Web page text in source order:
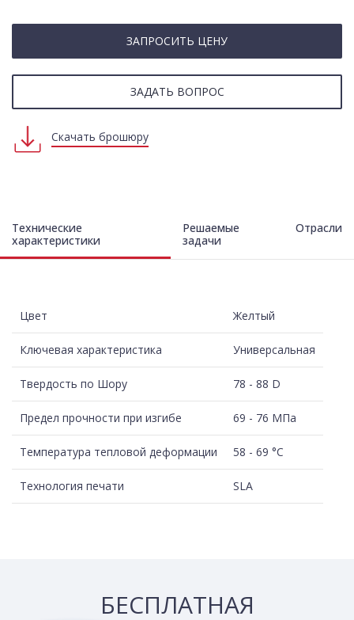
ЗАПРОСИТЬ ЦЕНУ
ЗАДАТЬ ВОПРОС
Скачать брошюру
Технические
характеристики
Решаемые
задачи
Отрасли
Цвет Желтый
Ключевая характеристика Универсальная
Твердость по Шору 78 - 88 D
Предел прочности при изгибе 69 - 76 МПа
Температура тепловой деформации 58 - 69 °C
Технология печати SLA
БЕСПЛАТНАЯ